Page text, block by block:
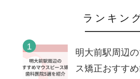
ランキン
1
明大前駅周辺
ス矯正おすす